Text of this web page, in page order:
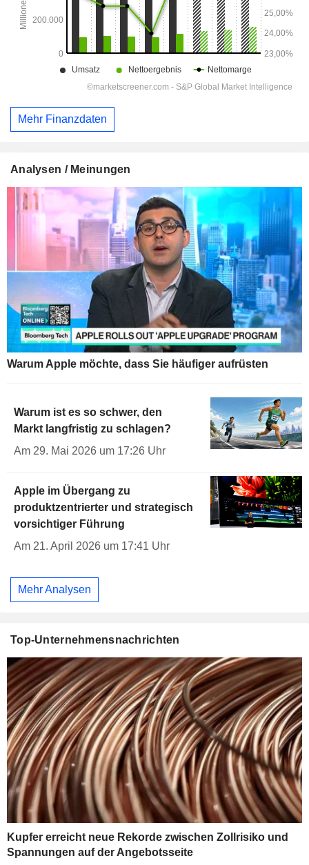
Mehr Finanzdaten
Analysen / Meinungen
Warum Apple möchte, dass Sie häufiger aufrüsten
Warum ist es so schwer, den
Markt langfristig zu schlagen?
Am 29. Mai 2026 um 17:26 Uhr
Apple im Übergang zu
produktzentrierter und strategisch
vorsichtiger Führung
Am 21. April 2026 um 17:41 Uhr
Mehr Analysen
Top-Unternehmensnachrichten
Kupfer erreicht neue Rekorde zwischen Zollrisiko und
Spannungen auf der Angebotsseite